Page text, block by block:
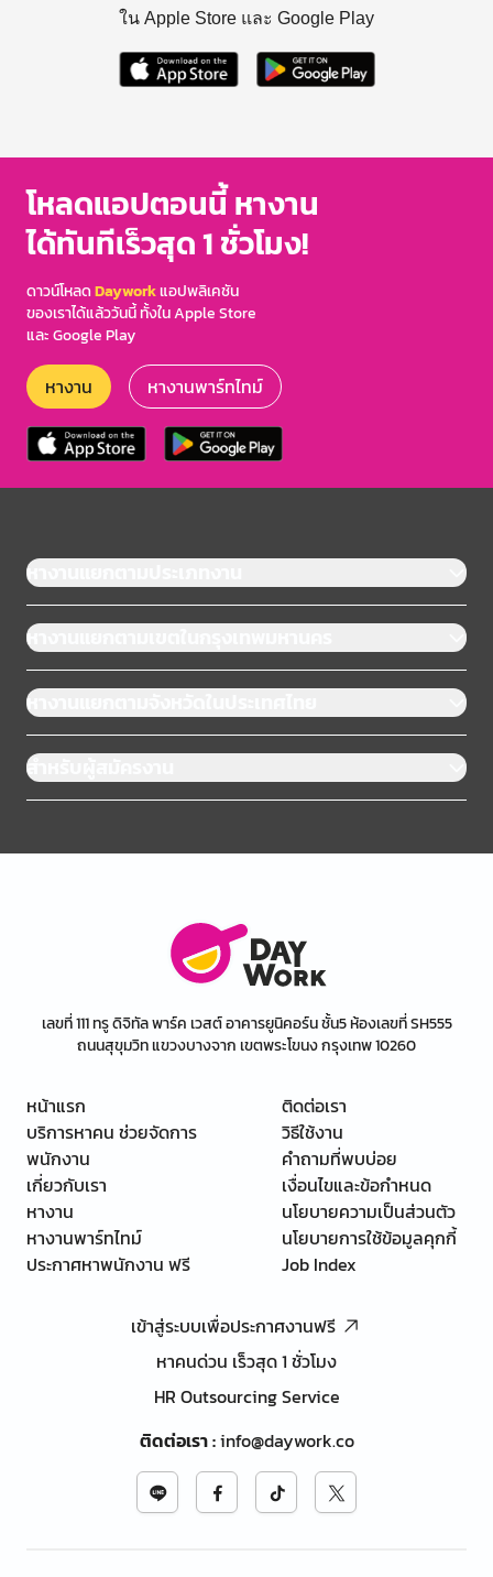
ใน Apple Store และ Google Play
โหลดแอปตอนนี้ หางาน
ได้ทันทีเร็วสุด 1 ชั่วโมง!
ดาวน์โหลดDayworkแอปพลิเคชัน
ของเราได้แล้ววันนี้ ทั้งใน Apple Store
และ Google Play
หางาน หางานพาร์ทไทม์
หางานแยกตามประเภทงาน
หางานแยกตามเขตในกรุงเทพมหานคร
หางานแยกตามจังหวัดในประเทศไทย
สำหรับผู้สมัครงาน
เลขที่ 111 ทรู ดิจิทัล พาร์ค เวสต์ อาคารยูนิคอร์น ชั้น5 ห้องเลขที่ SH555
ถนนสุขุมวิท แขวงบางจาก เขตพระโขนง กรุงเทพ 10260
หน้าแรก
บริการหาคน ช่วยจัดการ
พนักงาน
เกี่ยวกับเรา
หางาน
หางานพาร์ทไทม์
ประกาศหาพนักงาน ฟรี
ติดต่อเรา
วิธีใช้งาน
คำถามที่พบบ่อย
เงื่อนไขและข้อกำหนด
นโยบายความเป็นส่วนตัว
นโยบายการใช้ข้อมูลคุกกี้
Job Index
เข้าสู่ระบบเพื่อประกาศงานฟรี
หาคนด่วน เร็วสุด 1 ชั่วโมง
HR Outsourcing Service
ติดต่อเรา:info@daywork.co